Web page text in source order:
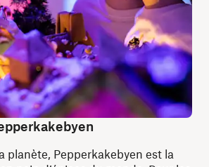
planète, Pepperkakebyen est la